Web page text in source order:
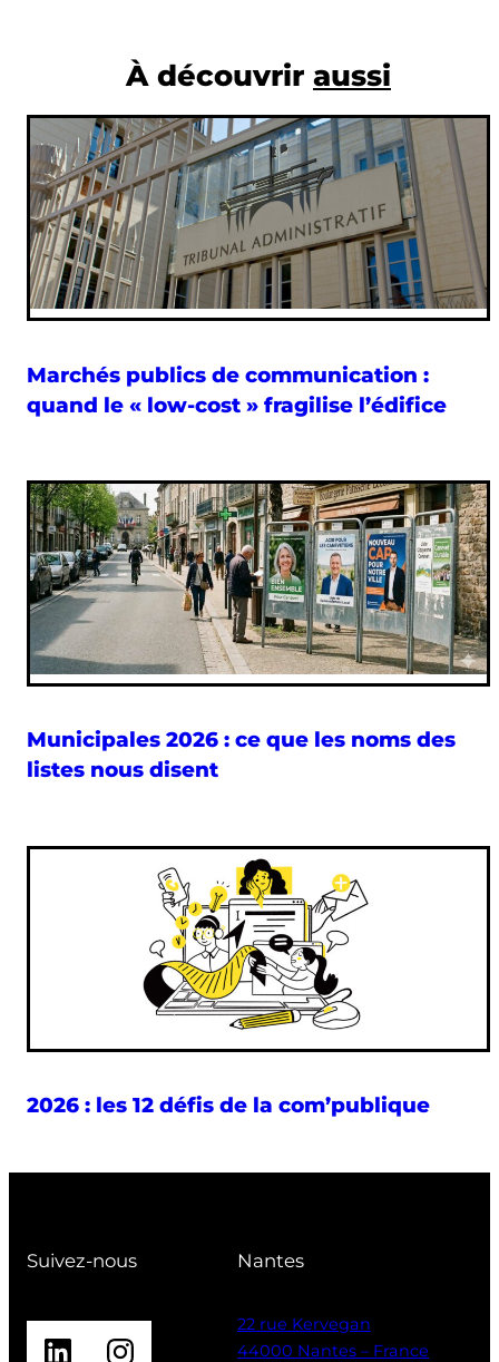
À découvrir aussi
Marchés publics de communication :
quand le « low-cost » fragilise l’édifice
Municipales 2026 : ce que les noms des
listes nous disent
2026 : les 12 défis de la com’publique
Suivez-nous
LinkedInInstagram
Nantes
22 rue Kervegan
44000 Nantes – France